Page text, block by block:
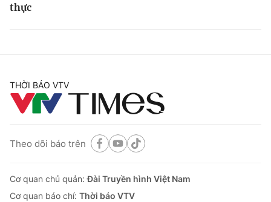
thực
THỜI BÁO VTV
Theo dõi báo trên
Cơ quan chủ quản:Đài Truyền hình Việt Nam
Cơ quan báo chí: Thời báo VTV